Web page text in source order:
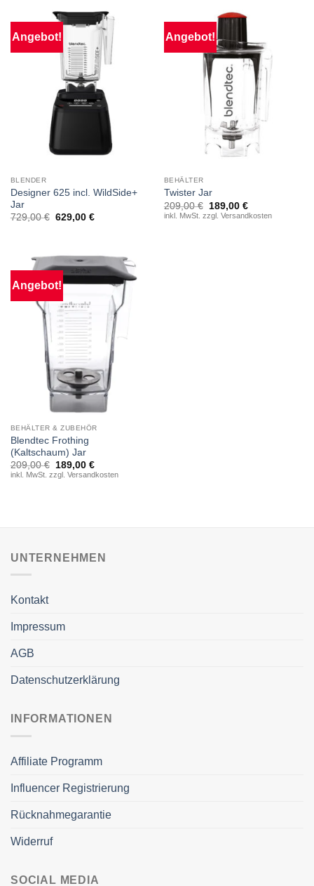
Angebot!
BLENDER
Designer 625 incl. WildSide+
Jar
729,00€ 629,00 €
Angebot!
BEHÄLTER
Twister Jar
209,00€
Ursprünglicher
Preis
war:
189,00 €Aktueller
Preis
inkl. MwSt. zzgl. Versandkosten
Angebot!
BEHÄLTER & ZUBEHÖR
Blendtec Frothing
(Kaltschaum) Jar
209,00€
Ursprünglicher
Preis
189,00 €Aktueller
Preis
inkl. MwSt. zzgl. Versandkosten
UNTERNEHMEN
Kontakt
Impressum
AGB
Datenschutzerklärung
INFORMATIONEN
Affiliate Programm
Influencer Registrierung
Rücknahmegarantie
Widerruf
SOCIAL MEDIA